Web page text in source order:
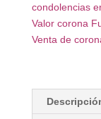
condolencias
Valor corona
Venta de